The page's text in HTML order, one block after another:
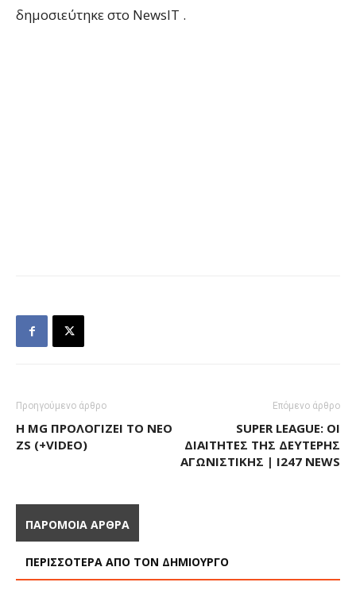
δημοσιεύτηκε στο NewsIT .
Προηγούμενο άρθρο
H MG ΠΡΟΛΟΓΊΖΕΙ ΤΟ ΝΈΟ
ZS (+VIDEO)
Επόμενο άρθρο
SUPER LEAGUE: ΟΙ
ΔΙΑΙΤΗΤΈΣ ΤΗΣ ΔΕΎΤΕΡΗΣ
ΑΓΩΝΙΣΤΙΚΉΣ | I247 NEWS
ΠΑΡΟΜΟΙΑ ΑΡΘΡΑ
ΠΕΡΙΣΣΟΤΕΡΑ ΑΠΟ ΤΟΝ ΔΗΜΙΟΥΡΓΟ